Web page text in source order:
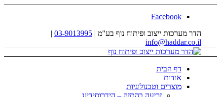
Facebook
הדר מערכות ייצוב ופיתוח נוף בע"מ |03-9013995
|
info@haddar.co.il
דף הבית
אודות
מוצרים וטכנולוגיות
זריעה בהתזה – הידרוסידינג